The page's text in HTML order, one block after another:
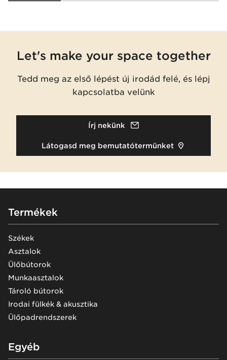
Let's make your space together
Tedd meg az első lépést új irodád felé, és lépj
kapcsolatba velünk
Írj nekünk
Látogasd meg bemutatótermünket
Footer
Termékek
Székek
Asztalok
Ülőbútorok
Munkaasztalok
Tároló bútorok
Irodai fülkék & akusztika
Ülőpadrendszerek
Egyéb